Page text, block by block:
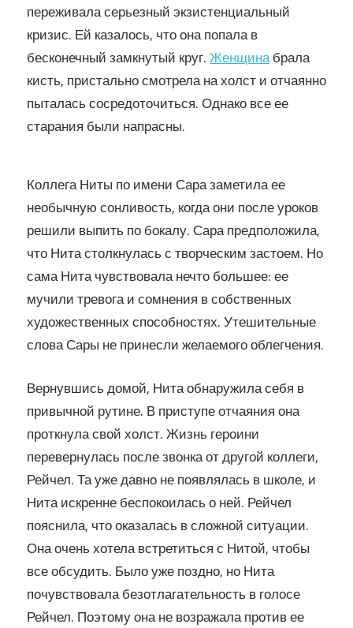
переживала серьезный экзистенциальный
кризис. Ей казалось, что она попала в
бесконечный замкнутый круг.Женщинабрала
кисть, пристально смотрела на холст и отчаянно
пыталась сосредоточиться. Однако все ее
старания были напрасны.
Коллега Ниты по имени Сара заметила ее
необычную сонливость, когда они после уроков
решили выпить по бокалу. Сара предположила,
что Нита столкнулась с творческим застоем. Но
сама Нита чувствовала нечто большее: ее
мучили тревога и сомнения в собственных
художественных способностях. Утешительные
слова Сары не принесли желаемого облегчения.
Вернувшись домой, Нита обнаружила себя в
привычной рутине. В приступе отчаяния она
проткнула свой холст. Жизнь героини
перевернулась после звонка от другой коллеги,
Рейчел. Та уже давно не появлялась в школе, и
Нита искренне беспокоилась о ней. Рейчел
пояснила, что оказалась в сложной ситуации.
Она очень хотела встретиться с Нитой, чтобы
все обсудить. Было уже поздно, но Нита
почувствовала безотлагательность в голосе
Рейчел. Поэтому она не возражала против ее